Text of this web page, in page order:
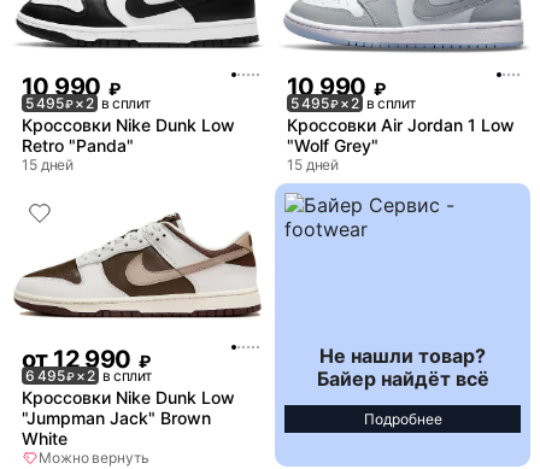
10 990 ₽
5 495₽× 2 в сплит
Кроссовки Nike Dunk Low
Retro "Panda"
15 дней
10 990 ₽
5 495₽× 2 в сплит
Кроссовки Air Jordan 1 Low
"Wolf Grey"
15 дней
от12 990 ₽
6 495₽× 2 в сплит
Кроссовки Nike Dunk Low
"Jumpman Jack" Brown
White
Можно вернуть
Не нашли товар?
Байер найдёт всё
Подробнее